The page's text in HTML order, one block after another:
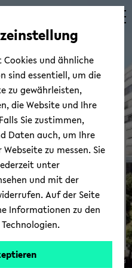
Place­ments
© Uni­ver­sität Biele­feld
Cookies und ähnliche
sind essentiell, um die
zu gewährleisten,
die Website und Ihre
Sie zustimmen,
Daten auch, um Ihre
zu messen. Sie
unter
und mit der
Auf der Seite
Informationen zu den